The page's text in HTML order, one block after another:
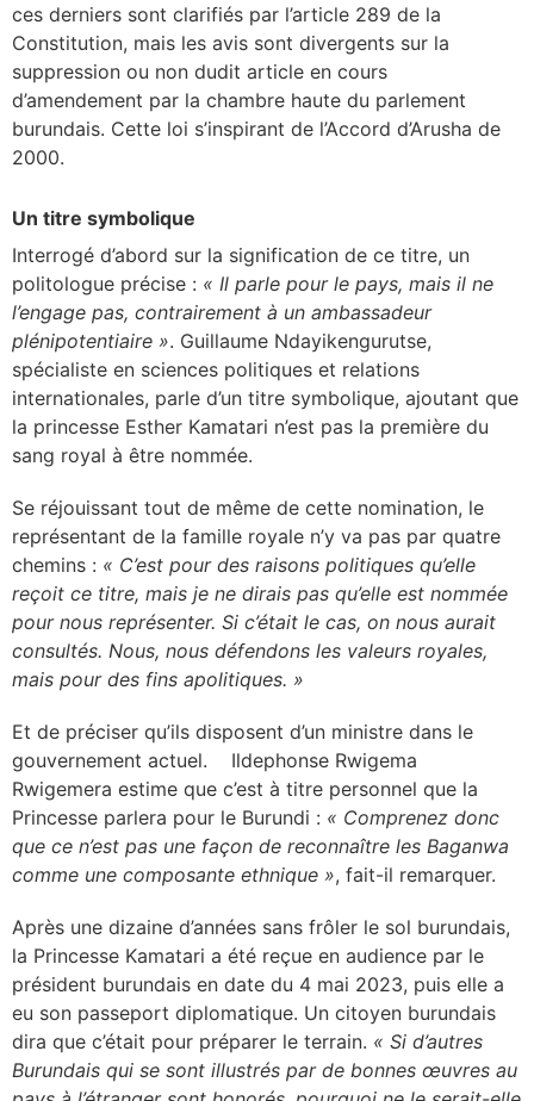
ces derniers sont clarifiés par l’article 289 de la
Constitution, mais les avis sont divergents sur la
suppression ou non dudit article en cours
d’amendement par la chambre haute du parlement
burundais. Cette loi s’inspirant de l’Accord d’Arusha de
2000.
Un titre symbolique
Interrogé d’abord sur la signification de ce titre, un
politologue précise : « Il parle pour le pays, mais il ne
l’engage pas, contrairement à un ambassadeur
plénipotentiaire ». Guillaume Ndayikengurutse,
spécialiste en sciences politiques et relations
internationales, parle d’un titre symbolique, ajoutant que
la princesse Esther Kamatari n’est pas la première du
sang royal à être nommée.
Se réjouissant tout de même de cette nomination, le
représentant de la famille royale n’y va pas par quatre
chemins : « C’est pour des raisons politiques qu’elle
reçoit ce titre, mais je ne dirais pas qu’elle est nommée
pour nous représenter. Si c’était le cas, on nous aurait
consultés. Nous, nous défendons les valeurs royales,
mais pour des fins apolitiques. »
Et de préciser qu’ils disposent d’un ministre dans le
gouvernement actuel. Ildephonse Rwigema
Rwigemera estime que c’est à titre personnel que la
Princesse parlera pour le Burundi : « Comprenez donc
que ce n’est pas une façon de reconnaître les Baganwa
comme une composante ethnique », fait-il remarquer.
Après une dizaine d’années sans frôler le sol burundais,
la Princesse Kamatari a été reçue en audience par le
président burundais en date du 4 mai 2023, puis elle a
eu son passeport diplomatique. Un citoyen burundais
dira que c’était pour préparer le terrain. « Si d’autres
Burundais qui se sont illustrés par de bonnes œuvres au